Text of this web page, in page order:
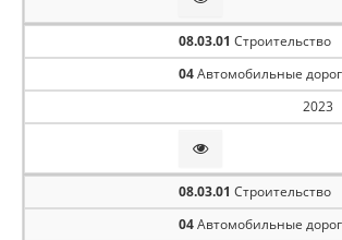
08.03.01 Строительство
04Автомобильные
2023
08.03.01 Строительство
04Автомобильные